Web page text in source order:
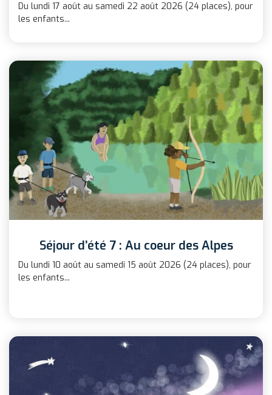
Du lundi 17 août au samedi 22 août 2026 (24 places), pour
les enfants...
Séjour d’été 7 : Au coeur des Alpes
Du lundi 10 août au samedi 15 août 2026 (24 places), pour
les enfants...